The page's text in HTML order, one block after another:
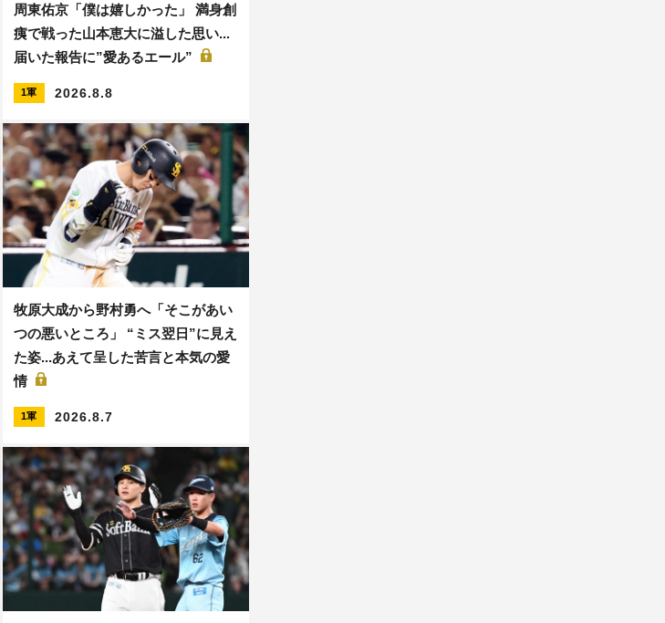
周東佑京「僕は嬉しかった」 満身創
痍で戦った山本恵大に溢した思い...
届いた報告に”愛あるエール”
1軍 2026.8.8
牧原大成から野村勇へ「そこがあい
つの悪いところ」 “ミス翌日”に見え
た姿...あえて呈した苦言と本気の愛
情
1軍 2026.8.7